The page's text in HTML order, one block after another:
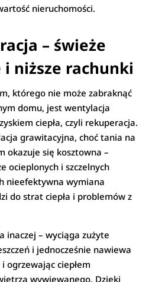
nieruchomości.
– świeże
niższe rachunki
którego nie może zabraknąć
domu, jest wentylacja
ciepła, czyli rekuperacja.
grawitacyjna, choć tania na
okazuje się kosztowna –
ocieplonych i szczelnych
nieefektywna wymiana
do strat ciepła i problemów z
inaczej – wyciąga zużyte
i jednocześnie nawiewa
ogrzewając ciepłem
wywiewanego. Dzięki